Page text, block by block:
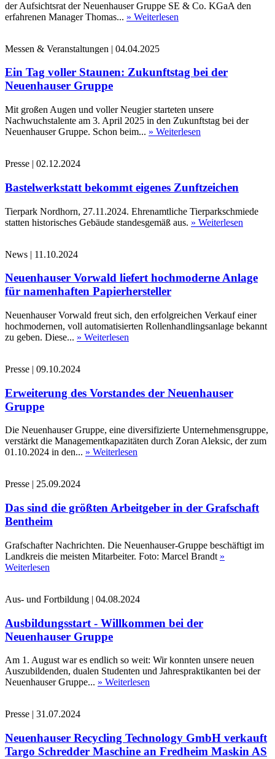
der Aufsichtsrat der Neuenhauser Gruppe SE & Co. KGaA den
erfahrenen Manager Thomas... » Weiterlesen
Messen & Veranstaltungen | 04.04.2025
Ein Tag voller Staunen: Zukunftstag bei der
Neuenhauser Gruppe
Mit großen Augen und voller Neugier starteten unsere
Nachwuchstalente am 3. April 2025 in den Zukunftstag bei der
Neuenhauser Gruppe. Schon beim... » Weiterlesen
Presse | 02.12.2024
Bastelwerkstatt bekommt eigenes Zunftzeichen
Tierpark Nordhorn, 27.11.2024. Ehrenamtliche Tierparkschmiede
statten historisches Gebäude standesgemäß aus. » Weiterlesen
News | 11.10.2024
Neuenhauser Vorwald liefert hochmoderne Anlage
für namenhaften Papierhersteller
Neuenhauser Vorwald freut sich, den erfolgreichen Verkauf einer
hochmodernen, voll automatisierten Rollenhandlingsanlage bekannt
zu geben. Diese... » Weiterlesen
Presse | 09.10.2024
Erweiterung des Vorstandes der Neuenhauser
Gruppe
Die Neuenhauser Gruppe, eine diversifizierte Unternehmensgruppe,
verstärkt die Managementkapazitäten durch Zoran Aleksic, der zum
01.10.2024 in den... » Weiterlesen
Presse | 25.09.2024
Das sind die größten Arbeitgeber in der Grafschaft
Bentheim
Grafschafter Nachrichten. Die Neuenhauser-Gruppe beschäftigt im
Landkreis die meisten Mitarbeiter. Foto: Marcel Brandt »
Weiterlesen
Aus- und Fortbildung | 04.08.2024
Ausbildungsstart - Willkommen bei der
Neuenhauser Gruppe
Am 1. August war es endlich so weit: Wir konnten unsere neuen
Auszubildenden, dualen Studenten und Jahrespraktikanten bei der
Neuenhauser Gruppe... » Weiterlesen
Presse | 31.07.2024
Neuenhauser Recycling Technology GmbH verkauft
Targo Schredder Maschine an Fredheim Maskin AS